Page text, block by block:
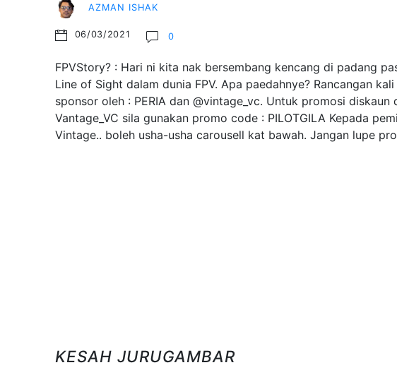
AZMAN ISHAK
06/03/2021 0
FPVStory? : Hari ni kita nak bersembang kencang di padang
Line of Sight dalam dunia FPV. Apa paedahnye? Rancangan
sponsor oleh : PERIA dan @vintage_vc. Untuk promosi diskaun
Vantage_VC sila gunakan promo code : PILOTGILA Kepada
Vintage.. boleh usha-usha carousell kat bawah. Jangan lupe
KESAH JURUGAMBAR